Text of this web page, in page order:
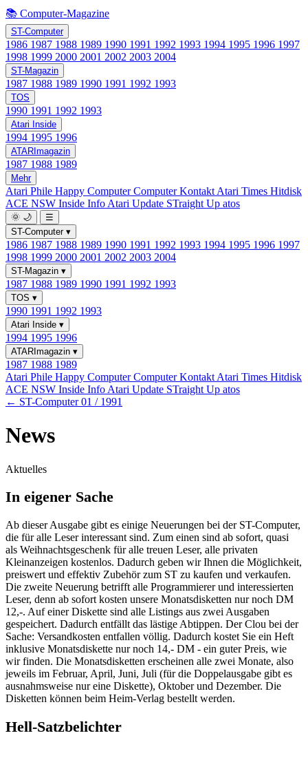
📚 Computer-Magazine
ST-Computer
1986 1987 1988 1989 1990 1991 1992 1993 1994 1995 1996 1997
1998 1999 2000 2001 2002 2003 2004
ST-Magazin
1987 1988 1989 1990 1991 1992 1993
TOS
1990 1991 1992 1993
Atari Inside
1994 1995 1996
ATARImagazin
1987 1988 1989
Mehr
Atari Phile Happy ComputerComputer Kontakt Atari Times Hitdisk
ACE NSW Inside Info Atari Update STraight Up atos
🌞 🌙
☰
ST-Computer ▾
1986 1987 1988 1989 1990 1991 1992 1993 1994 1995 1996 1997
1998 1999 2000 2001 2002 2003 2004
ST-Magazin ▾
1987 1988 1989 1990 1991 1992 1993
TOS ▾
1990 1991 1992 1993
Atari Inside ▾
1994 1995 1996
ATARImagazin ▾
1987 1988 1989
Atari Phile Happy ComputerComputer Kontakt Atari Times Hitdisk
ACE NSW Inside Info Atari Update STraight Up atos
← ST-Computer 01 / 1991
News
Aktuelles
In eigener Sache
Ab dieser Ausgabe gibt es einige Neuerungen bei der ST-Computer,
die für alle Leser interessant sind. Zum einen sind ab sofort, quasi
als Weihnachtsgeschenk für alle treuen Leser, alle privaten
Kleinanzeigen kostenlos. Dadurch geben wir Ihnen die Möglichkeit,
preiswert und effektiv Zubehör zum ST zu kaufen und verkaufen.
Die zweite Neuerung betrifft alle Programmierer und interessierten
Leser, denn ab sofort kosten unsere Monatsdisketten nur noch DM
12,-. Auf einer Diskette sind alle Listings aus zwei Ausgaben
gespeichert. Dadurch entfällt das lästige Abtippen. Der Clou bei der
Sache: Versandkosten entfallen völlig. Dadurch kostet Sie ein Heft
inklusive Monatsdiskette nur noch 14,- DM - ein guter Preis, wie
wir finden. Die Monatsdisketten erscheinen alle zwei Monate, also
jeweils im Februar, April, Juni, Juli (für die Doppelausgabe gibt es
ausnahmsweise nur eine Diskette), Oktober und Dezember. Die
Disketten können beim Heim-Verlag bestellt werden.
Hell-Satzbelichter